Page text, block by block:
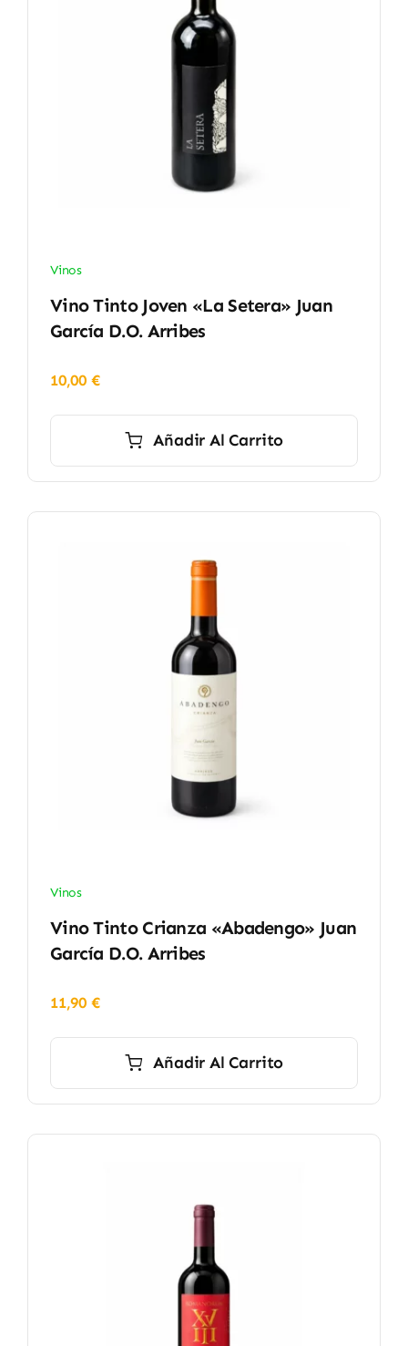
Vinos
Vino Tinto Joven «La Setera» Juan
García D.O. Arribes
10,00 €
Añadir Al Carrito
Vinos
Vino Tinto Crianza «Abadengo» Juan
García D.O. Arribes
11,90 €
Añadir Al Carrito